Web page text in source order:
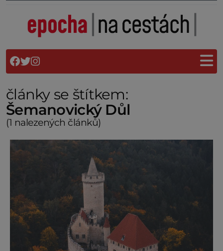
články se štítkem:
Šemanovický Důl
(1 nalezených článků)